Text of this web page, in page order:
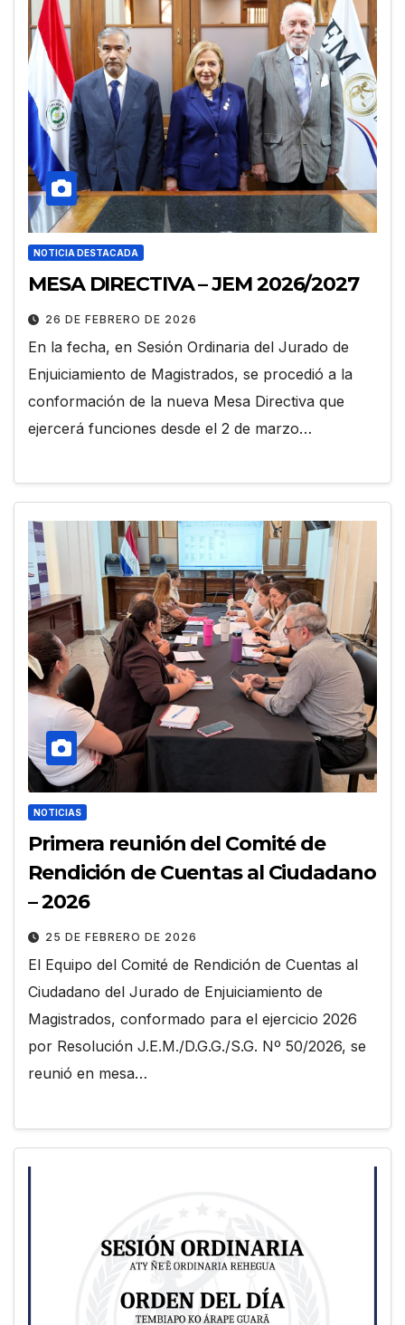
NOTICIA DESTACADA
MESA DIRECTIVA – JEM 2026/2027
26 DE FEBRERO DE 2026
En la fecha, en Sesión Ordinaria del Jurado de
Enjuiciamiento de Magistrados, se procedió a la
conformación de la nueva Mesa Directiva que
ejercerá funciones desde el 2 de marzo…
NOTICIAS
Primera reunión del Comité de
Rendición de Cuentas al Ciudadano
– 2026
25 DE FEBRERO DE 2026
El Equipo del Comité de Rendición de Cuentas al
Ciudadano del Jurado de Enjuiciamiento de
Magistrados, conformado para el ejercicio 2026
por Resolución J.E.M./D.G.G./S.G. Nº 50/2026, se
reunió en mesa…